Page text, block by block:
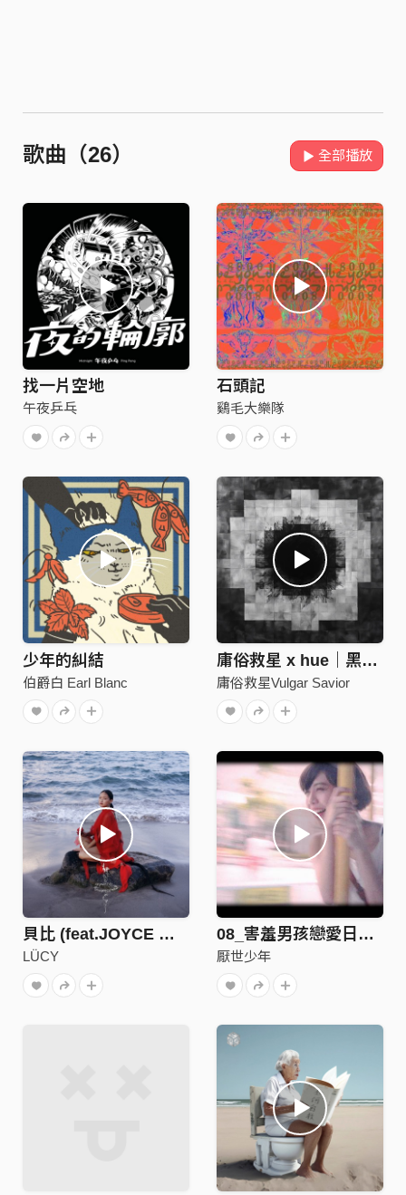
歌曲（26） 全部播放
找一片空地
午夜乒乓
石頭記
鷄毛大樂隊
少年的糾結
伯爵白 Earl Blanc
庸俗救星 x hue｜黑體 Sunspot
庸俗救星Vulgar Savior
貝比 (feat.JOYCE 就以斯)
LÜCY
08_害羞男孩戀愛日記｜Love diary from shyboy
厭世少年